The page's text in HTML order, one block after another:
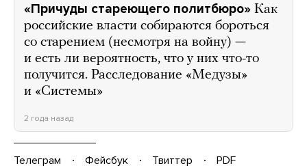
«Причуды стареющего политбюро» Как
российские власти собираются бороться
со старением (несмотря на войну) —
и есть ли вероятность, что у них что-то
получится. Расследование «Медузы»
и «Системы»
2 года назад
Телеграм Фейсбук Твиттер
PDF